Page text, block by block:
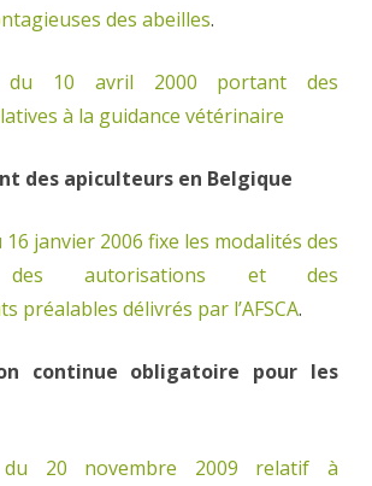
des abeilles.
du 10 avril 2000 portant des
à la guidance vétérinaire
des apiculteurs en Belgique
janvier 2006 fixe les modalités des
des autorisations et des
préalables délivrés par l’AFSCA.
continue obligatoire pour les
20 novembre 2009 relatif à